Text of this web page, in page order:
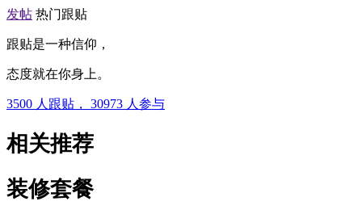
发帖 热门跟贴
跟贴是一种信仰，
态度就在你身上。
3500 人跟贴， 30973 人参与
相关推荐
装修套餐